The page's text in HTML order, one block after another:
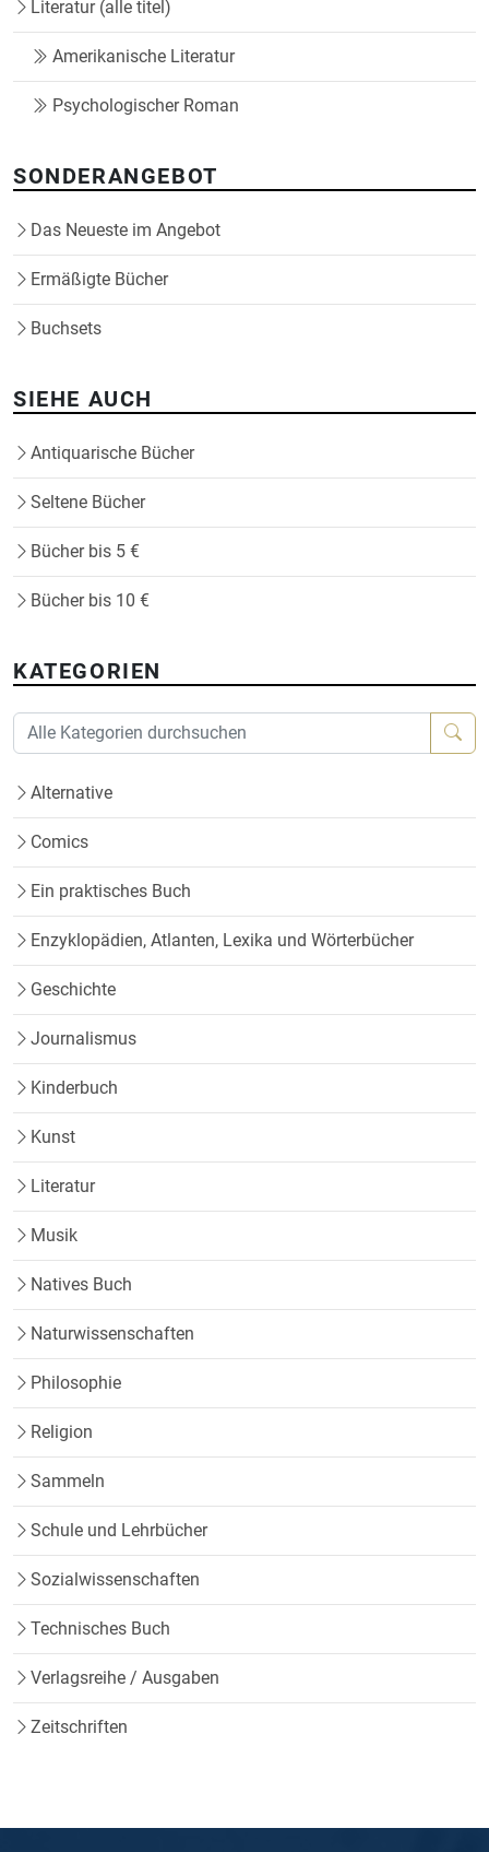
Literatur (alle titel)
Amerikanische Literatur
Psychologischer Roman
SONDERANGEBOT
Das Neueste im Angebot
Ermäßigte Bücher
Buchsets
SIEHE AUCH
Antiquarische Bücher
Seltene Bücher
Bücher bis 5 €
Bücher bis 10 €
KATEGORIEN
Alternative
Comics
Ein praktisches Buch
Enzyklopädien, Atlanten, Lexika und Wörterbücher
Geschichte
Journalismus
Kinderbuch
Kunst
Literatur
Musik
Natives Buch
Naturwissenschaften
Philosophie
Religion
Sammeln
Schule und Lehrbücher
Sozialwissenschaften
Technisches Buch
Verlagsreihe / Ausgaben
Zeitschriften